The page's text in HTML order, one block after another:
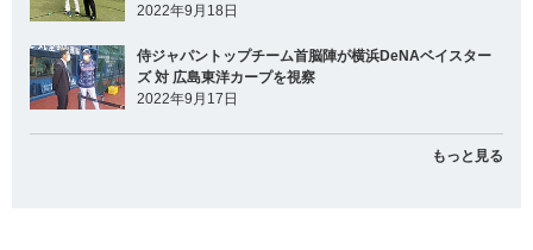
2022年9月18日
侍ジャパントップチーム首脳陣が横浜DeNAベイスター
ズ 対 広島東洋カープを視察
2022年9月17日
もっと見る